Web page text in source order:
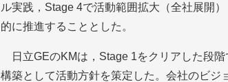
ル実践，Stage 4で活動範囲拡大（全社展開
的に推進することとした。
日立GEのKMは，Stage 1をクリアした段
構築として活動方針を策定した。会社のビジ